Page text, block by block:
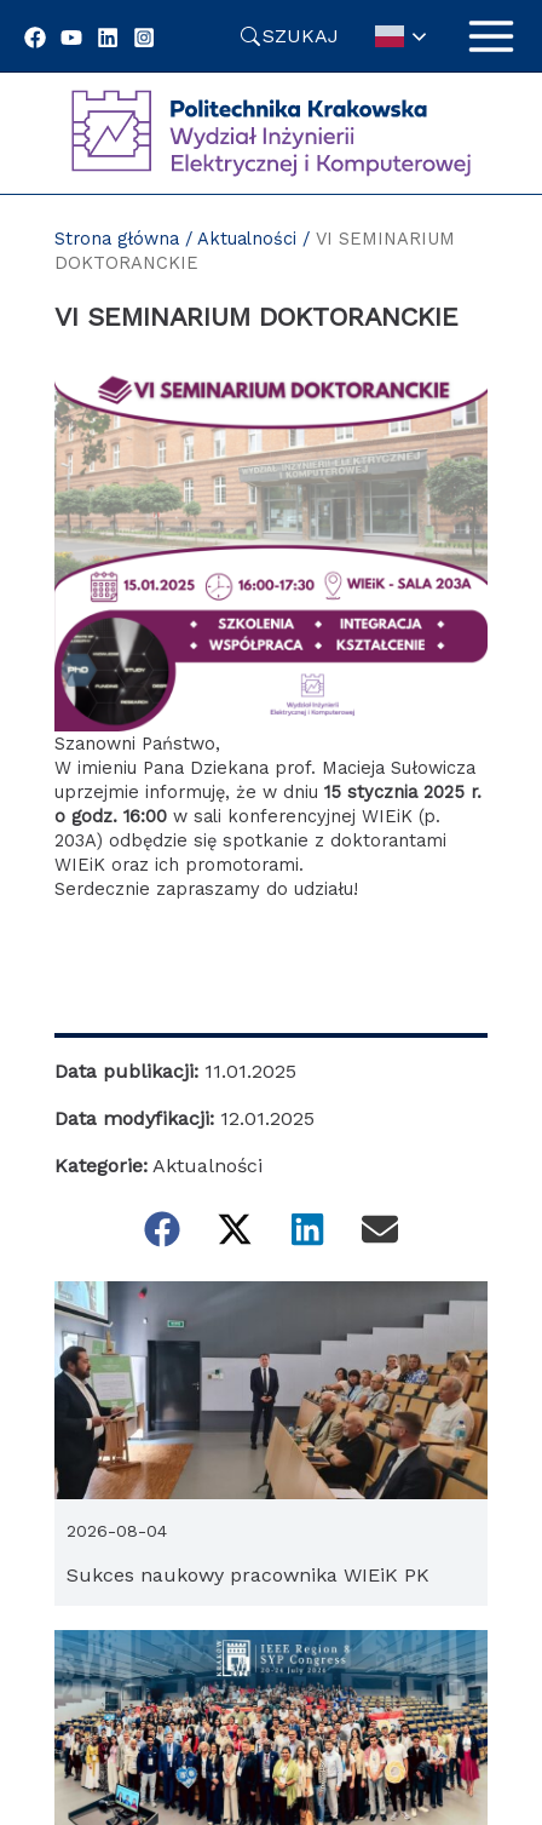
SZUKAJ
Strona główna/ Aktualności / VI SEMINARIUM
DOKTORANCKIE
VI SEMINARIUM DOKTORANCKIE
Szanowni Państwo,
W imieniu Pana Dziekana prof. Macieja Sułowicza
uprzejmie informuję, że w dniu 15 stycznia 2025 r.
o godz. 16:00w sali konferencyjnej WIEiK (p.
203A) odbędzie się spotkanie z doktorantami
WIEiK oraz ich promotorami.
Serdecznie zapraszamy do udziału!
Data publikacji: 11.01.2025
Data modyfikacji: 12.01.2025
Kategorie: Aktualności
Sukces naukowy pracownika WIEiK PK
2026-08-04